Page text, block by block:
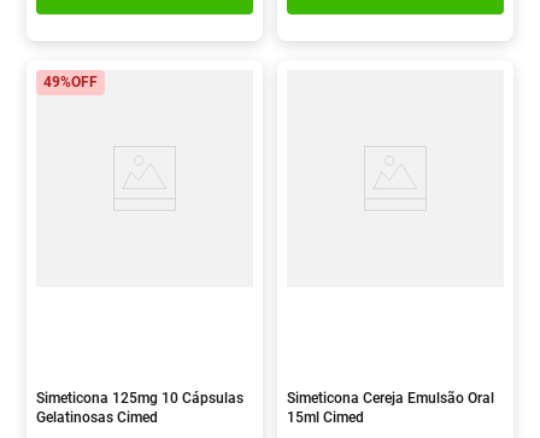
49%OFF
Simeticona 125mg 10 Cápsulas
Gelatinosas Cimed
Simeticona Cereja Emulsão Oral
15ml Cimed